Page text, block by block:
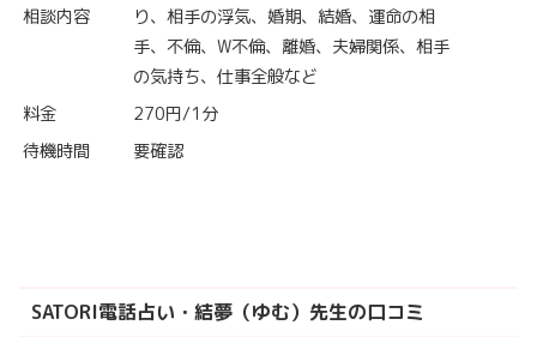
相談内容
り、相手の浮気、婚期、結婚、運命の相
手、不倫、W不倫、離婚、夫婦関係、相手
の気持ち、仕事全般など
料金
270円/1分
待機時間
要確認
SATORI電話占い・結夢（ゆむ）先生の口コミ